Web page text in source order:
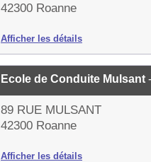
42300 Roanne
Afficher les détails
Ecole de Conduite Mulsant
89 RUE MULSANT
42300 Roanne
Afficher les détails